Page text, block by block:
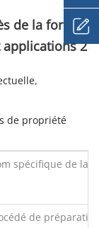
de la forme
2
de propriété
spécifique de la
de